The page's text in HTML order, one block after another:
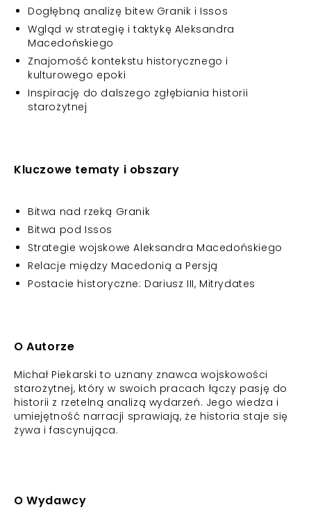
Dogłębną analizę bitew Granik i Issos
Wgląd w strategię i taktykę Aleksandra
Macedońskiego
Znajomość kontekstu historycznego i
kulturowego epoki
Inspirację do dalszego zgłębiania historii
starożytnej
Kluczowe tematy i obszary
Bitwa nad rzeką Granik
Bitwa pod Issos
Strategie wojskowe Aleksandra Macedońskiego
Relacje między Macedonią a Persją
Postacie historyczne: Dariusz III, Mitrydates
O Autorze
Michał Piekarski to uznany znawca wojskowości
starożytnej, który w swoich pracach łączy pasję do
historii z rzetelną analizą wydarzeń. Jego wiedza i
umiejętność narracji sprawiają, że historia staje się
żywa i fascynująca.
O Wydawcy